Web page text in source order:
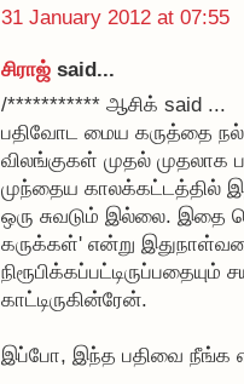
31 January 2012 at 07:55
சிராஜ் said...
/*********** ஆசிக் said ...
பதிவோட மைய கருத்தை
விலங்குகள் முதல் முதலாக
முந்தைய காலக்கட்டத்தில்
ஒரு சுவடும் இல்லை. இதை
கருக்கள்' என்று
காட்டிருகின்ரேன்.
இப்போ, இந்த பதிவை நீங்க